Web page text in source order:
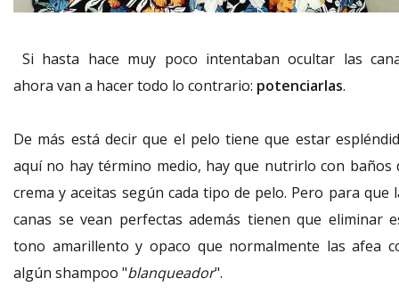
Si hasta hace muy poco intentaban ocultar las
ahora van a hacer todo lo contrario: potenciarlas.
De más está decir que el pelo tiene que estar
aquí no hay término medio, hay que nutrirlo con baños
crema y aceitas según cada tipo de pelo. Pero para que
canas se vean perfectas además tienen que eliminar
tono amarillento y opaco que normalmente las afea
algún shampoo "blanqueador".